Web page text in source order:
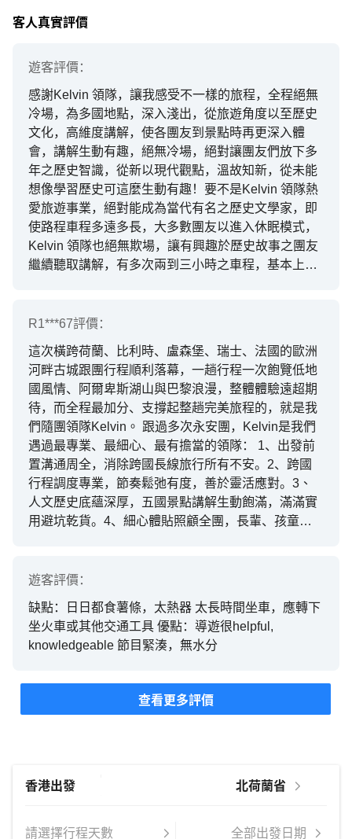
客人真實評價
遊客評價：
感謝Kelvin 領隊，讓我感受不一樣的旅程，全程絕無
冷場，為多國地點，深入淺出，從旅遊角度以至歷史
文化，高維度講解，使各團友到景點時再更深入體
會，講解生動有趣，絕無冷場，絕對讓團友們放下多
年之歷史智識，從新以現代觀點，溫故知新，從未能
想像學習歷史可這麼生動有趣！要不是Kelvin 領隊熱
愛旅遊事業，絕對能成為當代有名之歷史文學家，即
使路程車程多遠多長，大多數團友以進入休眠模式，
Kelvin 領隊也絕無欺場，讓有興趣於歷史故事之團友
繼續聽取講解，有多次兩到三小時之車程，基本上除
行團，此生無撼了！女兒雖對歷史不太感興趣也能學
奇，開闊視野，再次感謝永安與Kelvin 領隊帶給我們
一家充滿美麗回憶之奇幻旅程，能以專業攝影師之角
度替家人們拍下讓我們未來能回憶起旅遊時之快樂時
光之照片，未來也會繼續追趕永安之旅行團，使家人
們忙掉忙碌工作，放鬆心情，全程投入旅遊之夢幻世
界，因為專業的領隊能使團友們只雖帶上輕鬆心情，
放下沉重的腦袋，全程放鬆，響受旅程！
R1***67評價：
這次橫跨荷蘭、比利時、盧森堡、瑞士、法國的歐洲
河畔古城跟團行程順利落幕，一趟行程一次飽覽低地
國風情、阿爾卑斯湖山與巴黎浪漫，整體體驗遠超期
待，而全程最加分、支撐起整趟完美旅程的，就是我
們隨團領隊Kelvin。 跟過多次永安團，Kelvin是我們
遇過最專業、最細心、最有擔當的領隊： 1、出發前
置溝通周全，消除跨國長線旅行所有不安。2、跨國
行程調度專業，節奏鬆弛有度，善於靈活應對。3、
人文歷史底蘊深厚，五國景點講解生動飽滿，滿滿實
用避坑乾貨。4、細心體貼照顧全團，長輩、孩童、
旅，全靠領隊Kelvin撐起完美體驗。 一趟跨國長途跟
壞。Kelvin同時兼具豐富知識、細緻體貼、強大調度
能力與遇事擔當，把五國輾轉的跨國繁雜對接、行程
調配全部扛下，讓我們省去大量溝通、規劃、應對突
雪景與巴黎浪漫風光。 這趟荷比盧瑞法五國遊沒有任
何糟心事，每一段回憶都輕鬆愉快。我們仍會一如既
遊客評價：
缺點：日日都食薯條，太熱器 太長時間坐車，應轉下
坐火車或其他交通工具 優點：導遊很helpful,
knowledgeable 節目緊湊，無水分
查看更多評價